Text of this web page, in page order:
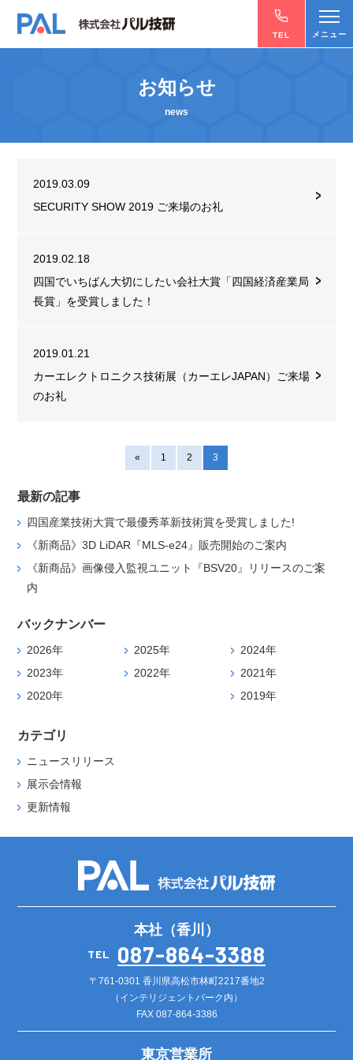
お知らせ
news
2019.03.09
SECURITY SHOW 2019 ご来場のお礼
2019.02.18
四国でいちばん大切にしたい会社大賞「四国経済産業局
長賞」を受賞しました！
2019.01.21
カーエレクトロニクス技術展（カーエレJAPAN）ご来場
のお礼
« 1 2 3
最新の記事
四国産業技術大賞で最優秀革新技術賞を受賞しました!
《新商品》3D LiDAR『MLS-e24』販売開始のご案内
《新商品》画像侵入監視ユニット『BSV20』リリースのご案
内
バックナンバー
2026年 2025年
2024年
2023年
2022年
2021年
2020年
2019年
カテゴリ
ニュースリリース
展示会情報
更新情報
本社（香川）
TEL 087-864-3388
〒761-0301 香川県高松市林町2217番地2
（インテリジェントパーク内）
FAX 087-864-3386
東京営業所